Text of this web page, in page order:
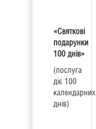
«Святкові
подарунки
100 днів»
(послуга
діє 100
календарних
днів)